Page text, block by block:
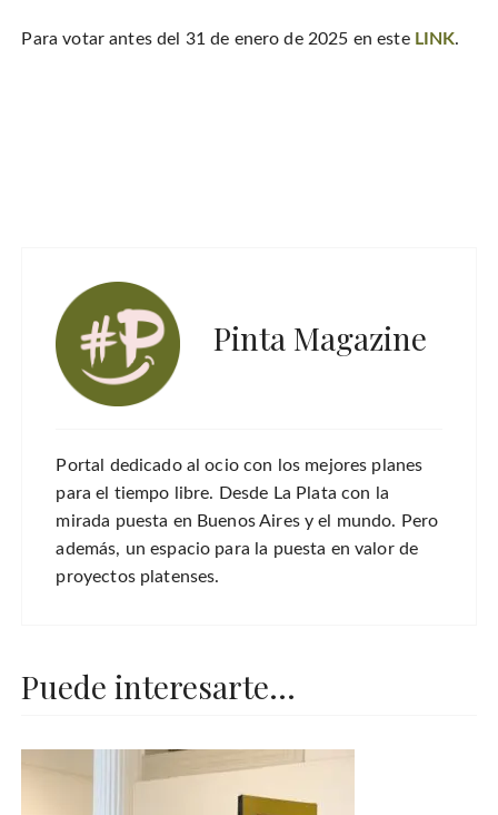
Para votar antes del 31 de enero de 2025 en este LINK.
Pinta Magazine
Portal dedicado al ocio con los mejores planes
para el tiempo libre. Desde La Plata con la
mirada puesta en Buenos Aires y el mundo. Pero
además, un espacio para la puesta en valor de
proyectos platenses.
Puede interesarte...